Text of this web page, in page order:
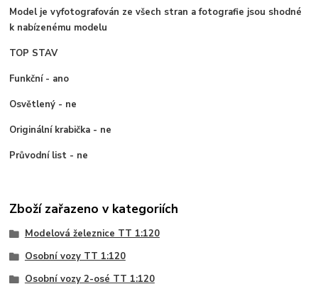
Model je vyfotografován ze všech stran a fotografie jsou shodné
k nabízenému modelu
TOP STAV
Funkční - ano
Osvětlený - ne
Originální krabička - ne
Průvodní list - ne
Zboží zařazeno v kategoriích
Modelová železnice TT 1:120
Osobní vozy TT 1:120
Osobní vozy 2-osé TT 1:120